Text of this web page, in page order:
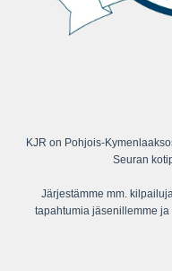
KJR on Pohjois-
Seuran
Järjestämme mm.
tapahtumia jäsenillemme